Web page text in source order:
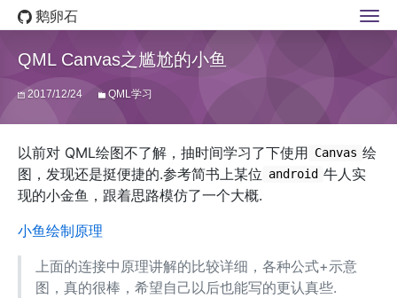
鹅卵石
QML Canvas之尴尬的小鱼
2017/12/24 QML学习
以前对 QML绘图不了解，抽时间学习了下使用 Canvas 绘
图，发现还是挺便捷的.参考简书上某位 android 牛人实
现的小金鱼，跟着思路模仿了一个大概.
小鱼绘制原理
上面的连接中原理讲解的比较详细，各种公式+示意
图，真的很棒，希望自己以后也能写的更认真些.